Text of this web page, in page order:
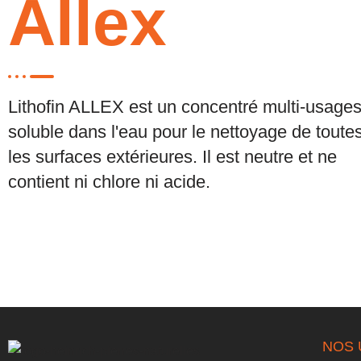
Allex
Lithofin ALLEX est un concentré multi-usages
soluble dans l'eau pour le nettoyage de
les surfaces extérieures. Il est neutre et ne
contient ni chlore ni acide.
NOS